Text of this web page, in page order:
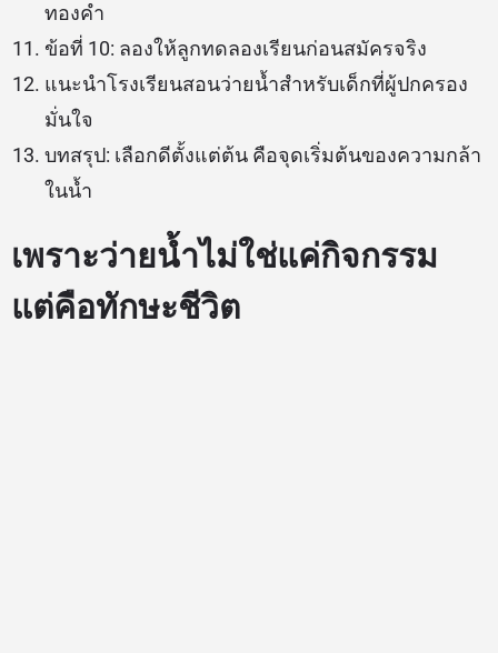
ทองคำ
ข้อที่ 10: ลองให้ลูกทดลองเรียนก่อนสมัครจริง
แนะนำโรงเรียนสอนว่ายน้ำสำหรับเด็กที่ผู้ปกครอง
มั่นใจ
บทสรุป: เลือกดีตั้งแต่ต้น คือจุดเริ่มต้นของความกล้า
ในน้ำ
เพราะว่ายน้ำไม่ใช่แค่กิจกรรม
แต่คือทักษะชีวิต